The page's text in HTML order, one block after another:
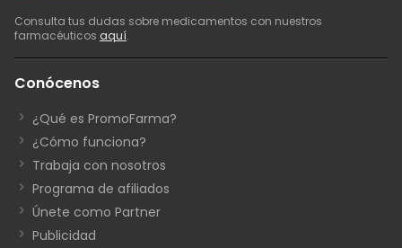
Consulta tus dudas sobre medicamentos con nuestros
farmacéuticos aquí.
Conócenos
¿Qué es PromoFarma?
¿Cómo funciona?
Trabaja con nosotros
Programa de afiliados
Únete como Partner
Publicidad